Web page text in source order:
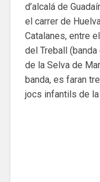
d’alcalá de
el carrer de
Catalanes, entre
del Treball
de la Selva de
banda, es faran
jocs infantils de la